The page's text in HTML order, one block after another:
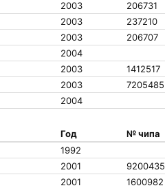
2003
206731
2003
237210
2003
206707
2004
2003
1412517
2003
7205485
2004
Год
№ чипа
1992
2001
9200435
2001
1600982